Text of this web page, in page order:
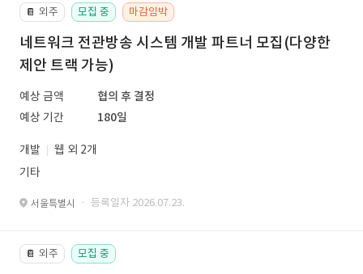
📔 외주 모집 중 마감임박
네트워크 전관방송 시스템 개발 파트너 모집(다양한
제안 트랙 가능)
예상 금액
협의 후 결정
예상 기간
180일
개발
웹 외 2개
기타
서울특별시 · 등록일자 2026.07.23.
📔 외주 모집 중